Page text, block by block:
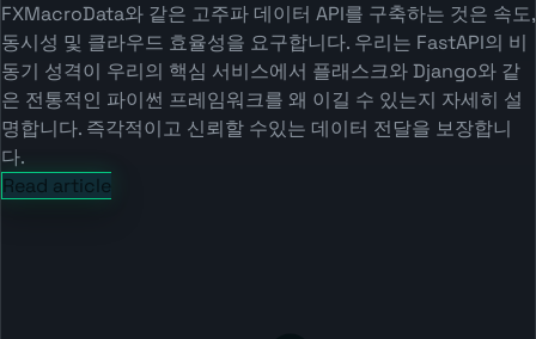
FXMacroData와 같은 고주파 데이터 API를 구축하는 것은 속도,
동시성 및 클라우드 효율성을 요구합니다. 우리는 FastAPI의 비
동기 성격이 우리의 핵심 서비스에서 플래스크와 Django와 같
은 전통적인 파이썬 프레임워크를 왜 이길 수 있는지 자세히 설
명합니다. 즉각적이고 신뢰할 수있는 데이터 전달을 보장합니
다.
Read article